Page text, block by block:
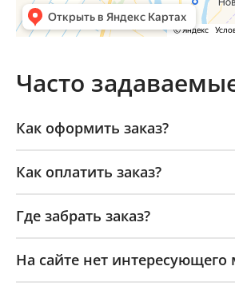
Часто
Как оформить заказ?
Как оплатить заказ?
Где забрать заказ?
На сайте нет интересующего